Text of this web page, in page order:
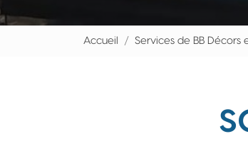
Accueil Services de BB